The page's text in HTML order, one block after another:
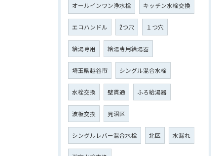
オールインワン浄水栓 キッチン水栓交換
エコハンドル 2つ穴 １つ穴
給湯専用 給湯専用給湯器
埼玉県越谷市 シングル混合水栓
水栓交換 壁貫通 ふろ給湯器
波板交換 見沼区
シングルレバー混合水栓 北区 水漏れ